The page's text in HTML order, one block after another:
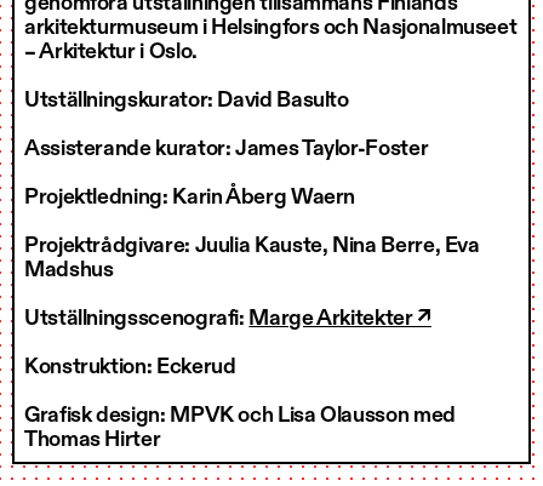
arkitekturmuseum i Helsingfors och Nasjonalmuseet
– Arkitektur i Oslo.
Utställningskurator: David Basulto
Assisterande kurator: James Taylor-Foster
Projektledning: Karin Åberg Waern
Projektrådgivare: Juulia Kauste, Nina Berre, Eva
Madshus
Utställningsscenografi: Marge Arkitekter ↗
Konstruktion: Eckerud
Grafisk design: MPVK och Lisa Olausson med
Thomas Hirter